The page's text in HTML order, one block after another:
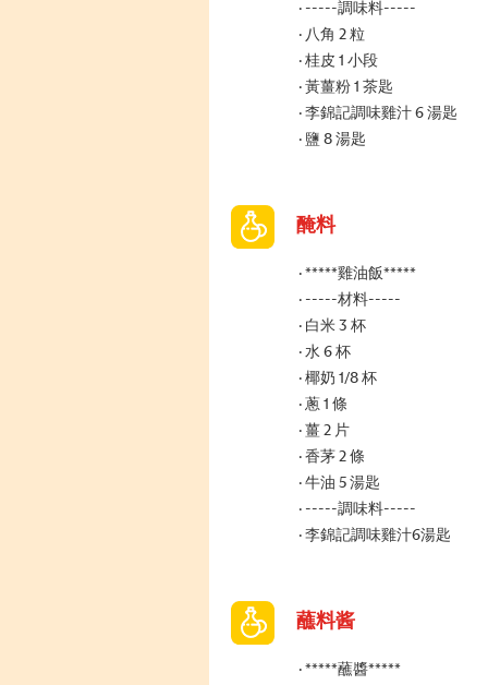
-----調味料-----
八角 2 粒
桂皮 1 小段
黃薑粉 1 茶匙
李錦記調味雞汁 6 湯匙
鹽 8 湯匙
醃料
*****雞油飯*****
-----材料-----
白米 3 杯
水 6 杯
椰奶 1/8 杯
蔥 1 條
薑 2 片
香茅 2 條
牛油 5 湯匙
-----調味料-----
李錦記調味雞汁6湯匙
蘸料酱
*****蘸醬*****